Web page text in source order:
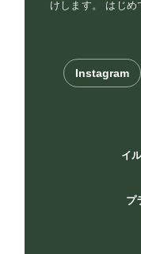
けします。 はじめ
Instagram
イ
プ